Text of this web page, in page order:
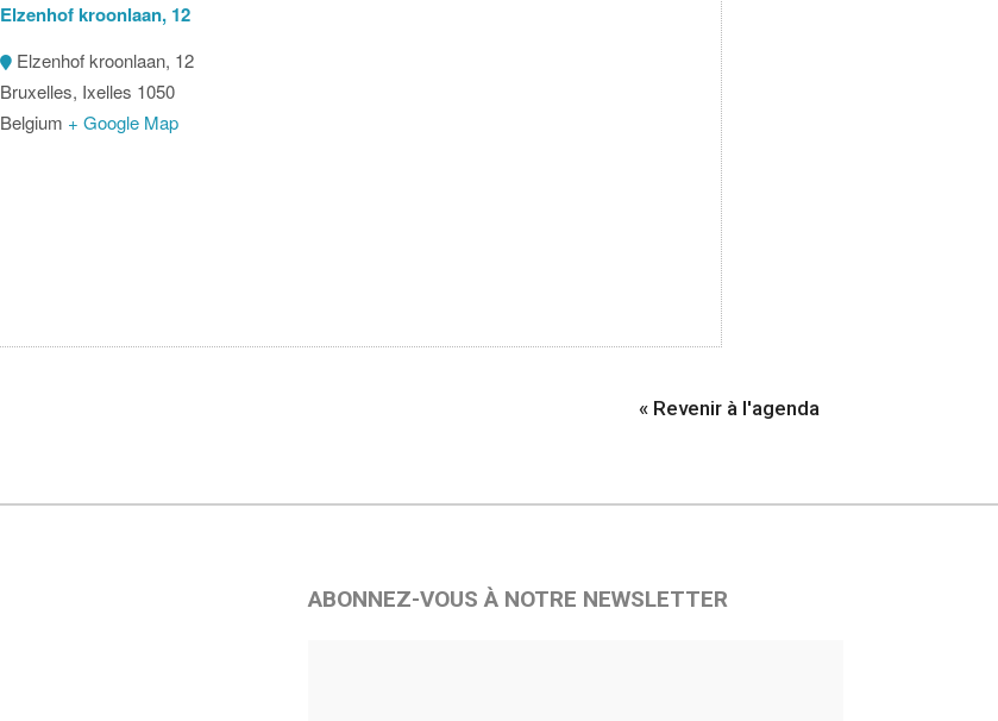
Elzenhof kroonlaan, 12
Elzenhof kroonlaan, 12
Bruxelles, Ixelles 1050
Belgium + Google Map
« Revenir à l'agenda
ABONNEZ-VOUS À NOTRE NEWSLETTER